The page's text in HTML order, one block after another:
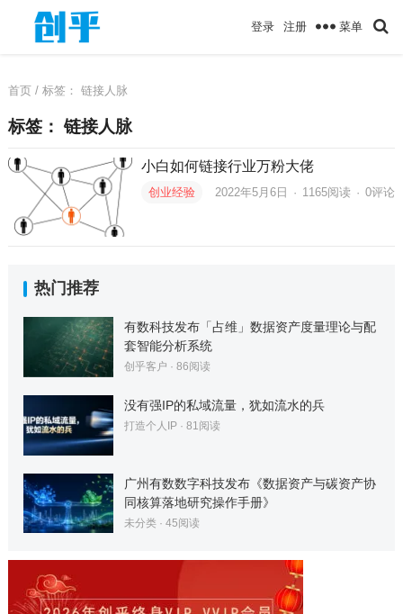
登录 注册 菜单
首页/ 标签： 链接人脉
标签： 链接人脉
小白如何链接行业万粉大佬
创业经验 2022年5月6日 · 1165阅读 · 0评论
热门推荐
有数科技发布「占维」数据资产度量理论与配
套智能分析系统
创乎客户 · 86阅读
没有强IP的私域流量，犹如流水的兵
打造个人IP· 81阅读
广州有数数字科技发布《数据资产与碳资产协
同核算落地研究操作手册》
未分类· 45阅读